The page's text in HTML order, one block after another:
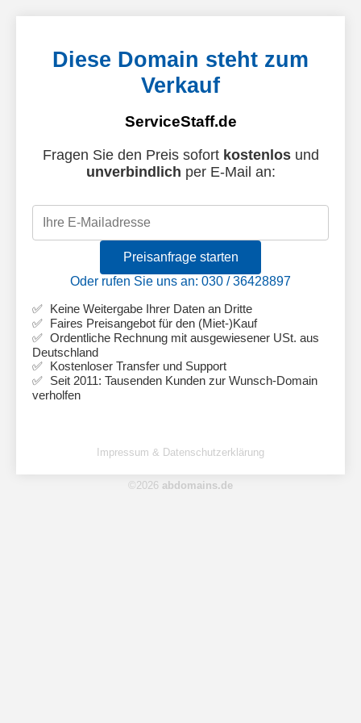
Diese Domain steht zum
Verkauf
ServiceStaff.de
Fragen Sie den Preis sofort kostenlosund
unverbindlich per E-Mail an:
Preisanfrage starten
Oder rufen Sie uns an: 030 / 36428897
Keine Weitergabe Ihrer Daten an Dritte
Faires Preisangebot für den (Miet-)Kauf
Ordentliche Rechnung mit ausgewiesener USt. aus
Deutschland
Kostenloser Transfer und Support
Seit 2011: Tausenden Kunden zur Wunsch-Domain
verholfen
Impressum & Datenschutzerklärung
©2026 abdomains.de